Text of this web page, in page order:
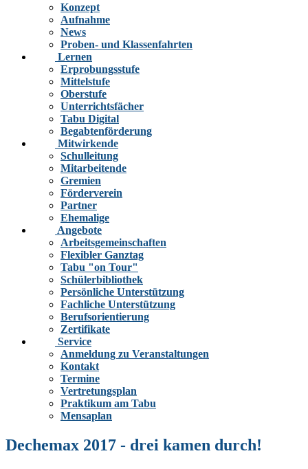
Konzept
Aufnahme
News
Proben- und Klassenfahrten
Lernen
Erprobungsstufe
Mittelstufe
Oberstufe
Unterrichtsfächer
Tabu Digital
Begabtenförderung
Mitwirkende
Schulleitung
Mitarbeitende
Gremien
Förderverein
Partner
Ehemalige
Angebote
Arbeitsgemeinschaften
Flexibler Ganztag
Tabu "on Tour"
Schülerbibliothek
Persönliche Unterstützung
Fachliche Unterstützung
Berufsorientierung
Zertifikate
Service
Anmeldung zu Veranstaltungen
Kontakt
Termine
Vertretungsplan
Praktikum am Tabu
Mensaplan
Dechemax 2017 - drei kamen durch!